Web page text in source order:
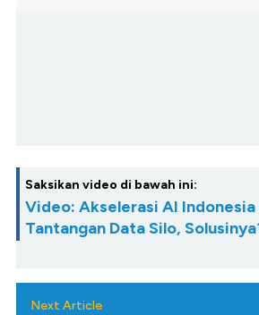
Saksikan video di bawah ini:
Video: Akselerasi AI Indonesia
Tantangan Data Silo,
Next Article